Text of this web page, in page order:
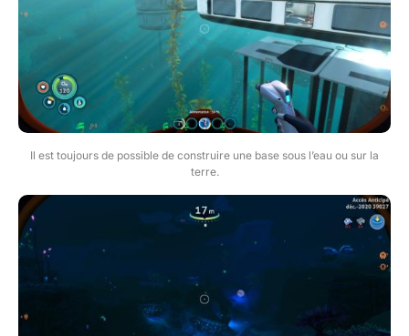
Il est toujours de possible de construire une base sous l’eau ou sur la
terre.